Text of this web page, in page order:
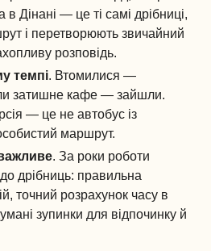
в Дінані — це ті самі дрібниці,
і перетворюють звичайний
розповідь.
темпі. Втомилися —
затишне кафе — зайшли.
— це не автобус із
маршрут.
. За роки роботи
дрібниць: правильна
точний розрахунок часу в
зупинки для відпочинку й